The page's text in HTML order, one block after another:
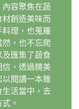
內容聚焦在蔬
創造美味而
理，也蒐羅
，也不忘爬
匯集了蔬食
，透過精美
閱讀一本雜
活當中，去
。